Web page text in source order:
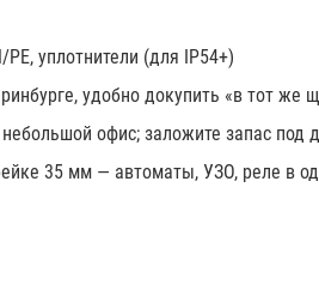
уплотнители (для IP54+)
удобно докупить «в тот же
офис; заложите запас под
35 мм — автоматы, УЗО, реле в